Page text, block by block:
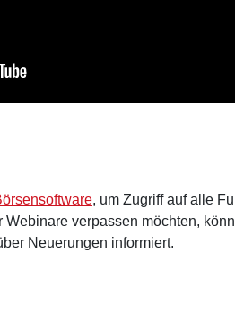
, um Zugriff auf alle
verpassen möchten,
Neuerungen informiert.